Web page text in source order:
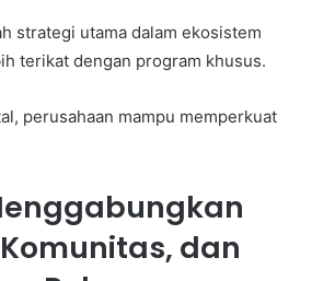
strategi utama dalam ekosistem
terikat dengan program khusus.
perusahaan mampu memperkuat
dan